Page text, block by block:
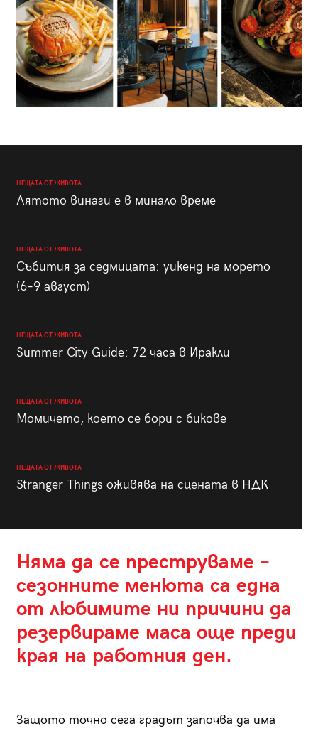
НЕЩАТА ОТ ЖИВОТА
Лятото винаги е в минало време
НЕЩАТА ОТ ЖИВОТА
Събития за седмицата: уикенд на морето
(6–9 август)
НЕЩАТА ОТ ЖИВОТА
Summer City Guide: 72 часа в Иракли
НЕЩАТА ОТ ЖИВОТА
Момичето, което се бори с бикове
НЕЩАТА ОТ ЖИВОТА
Stranger Things оживява на сцената в НДК
Няма да се преструваме –
сезонните менюта са една
от любимите ни причини да
резервираме маса още преди
края на работния ден.
Защото точно сега градът започва да има